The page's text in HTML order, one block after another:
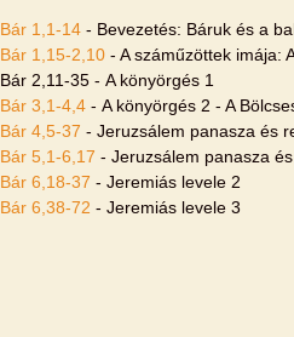
Bár 1,1-14 - Bevezetés: Báruk és a
Bár 1,15-2,10 - A száműzöttek imája:
Bár 2,11-35 - A könyörgés 1
Bár 3,1-4,4 - A könyörgés 2 - A
Bár 4,5-37 - Jeruzsálem panasza és
Bár 5,1-6,17 - Jeruzsálem panasza
Bár 6,18-37 - Jeremiás levele 2
Bár 6,38-72 - Jeremiás levele 3